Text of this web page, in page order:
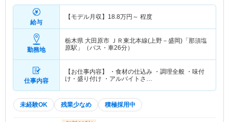
給与
【モデル月収】 18.8万円～ 程度
勤務地
栃木県 大田原市
ＪＲ東北本線(上野－盛岡)「那須塩
原駅」（バス・車26分）
仕事内容
【お仕事内容】 ・食材の仕込み ・調理全般 ・味付
け・盛り付け ・アルバイトさ…
未経験OK 残業少なめ 積極採用中